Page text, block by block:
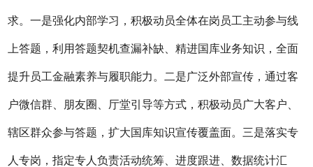
求。一是强化内部学习，积极动员全体在岗员工主动参与线
上答题，利用答题契机查漏补缺、精进国库业务知识，全面
提升员工金融素养与履职能力。二是广泛外部宣传，通过客
户微信群、朋友圈、厅堂引导等方式，积极动员广大客户、
辖区群众参与答题，扩大国库知识宣传覆盖面。三是落实专
人专岗，指定专人负责活动统筹、进度跟进、数据统计汇